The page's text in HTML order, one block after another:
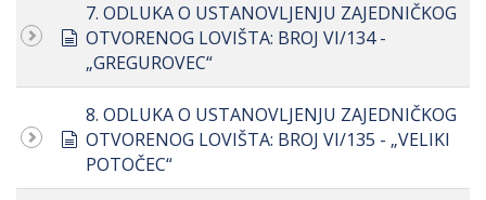
document
7. ODLUKA O USTANOVLJENJU ZAJEDNIČKOG
OTVORENOG LOVIŠTA: BROJ VI/134 -
„GREGUROVEC“
document
8. ODLUKA O USTANOVLJENJU ZAJEDNIČKOG
OTVORENOG LOVIŠTA: BROJ VI/135 - „VELIKI
POTOČEC“